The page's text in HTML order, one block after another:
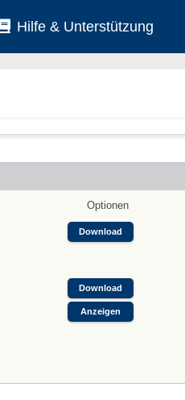
Hilfe & Unterstützung
Optionen
Download
Download
Anzeigen